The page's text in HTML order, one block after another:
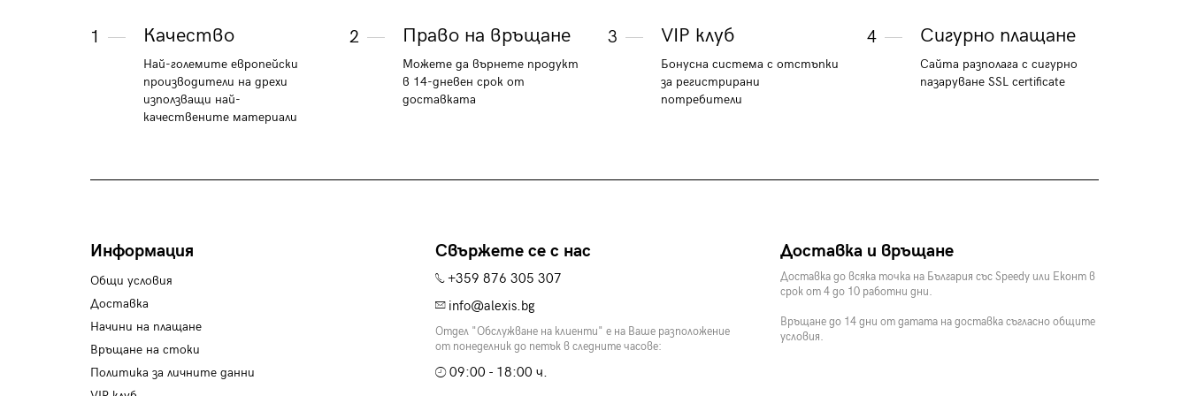
1 Качество
Най-големите европейски
производители на дрехи
използващи най-
качествените материали
2 Право на връщане
Можете да върнете продукт
в 14-дневен срок от
доставката
3 VIP клуб
Бонусна система с отстъпки
за регистрирани
потребители
4 Сигурно плащане
Сайта разполага с сигурно
пазаруване SSL certificate
Информация
Общи условия
Доставка
Начини на плащане
Връщане на стоки
Политика за личните данни
Свържете се с нас
+359 876 305 307
info@alexis.bg
Отдел "Обслужване на клиенти" е на Ваше разположение
от понеделник до петък в следните часове:
09:00 - 18:00 ч.
Доставка и връщане
Доставка до всяка точка на България със Speedy или Еконт в
срок от 4 до 10 работни дни.
Връщане до 14 дни от датата на доставка съгласно общите
условия.